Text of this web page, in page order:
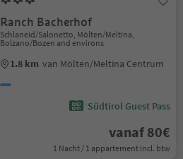
Ranch Bacherhof
Schlaneid/Salonetto, Mölten/Meltina,
Bolzano/Bozen and environs
1.8 km van Mölten/Meltina Centrum
Südtirol Guest Pass
vanaf 80€
1 Nacht / 1 appartement Incl. btw